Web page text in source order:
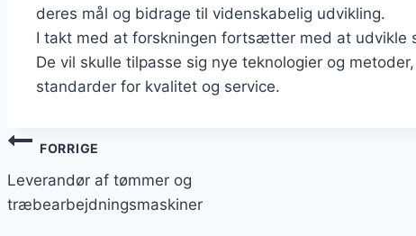
deres mål og bidrage til videnskabelig udvikling.
I takt med at forskningen fortsætter med at udvikle
De vil skulle tilpasse sig nye teknologier og
standarder for kvalitet og service.
Indlægsnavigation
FORRIGE
Leverandør af tømmer og
træbearbejdningsmaskiner